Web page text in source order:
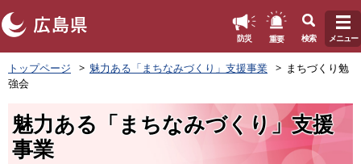
ペ
ー
ジ
防災 重要 検索 メニュー
トップページ 魅力ある「まちなみづくり」支援事業
まちづくり勉
強会
魅力ある「まちなみづくり」支援
事業